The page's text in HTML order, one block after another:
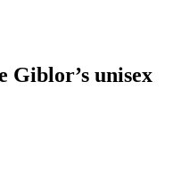
Giblor’s unisex